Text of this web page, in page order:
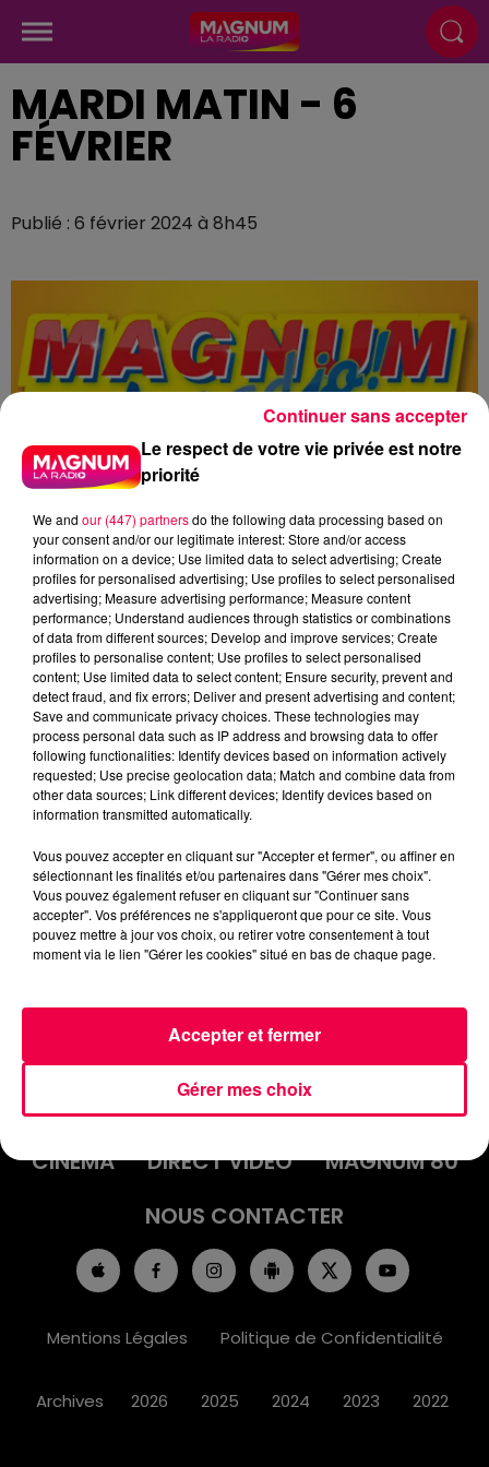
MARDI MATIN - 6
FÉVRIER
Publié : 6 février 2024 à 8h45
Flash infos
Crédit :Flash infos
INFOS
AGENDA
JEUX
PODCASTS
CINÉMA
DIRECT VIDÉO
MAGNUM 80
NOUS CONTACTER
Mentions Légales Politique de Confidentialité
Archives 2026 2025 2024 2023 2022
Le respect de votre vie privée est notre
priorité
We and our (447) partnersdo the following data processing based on
your consent and/or our legitimate interest: Store and/or access
information on a device; Use limited data to select advertising; Create
profiles for personalised advertising; Use profiles to select personalised
advertising; Measure advertising performance; Measure content
performance; Understand audiences through statistics or combinations
of data from different sources; Develop and improve services; Create
profiles to personalise content; Use profiles to select personalised
content; Use limited data to select content; Ensure security, prevent and
detect fraud, and fix errors; Deliver and present advertising and content;
Save and communicate privacy choices. These technologies may
process personal data such as IP address and browsing data to offer
following functionalities: Identify devices based on information actively
requested; Use precise geolocation data; Match and combine data from
other data sources; Link different devices; Identify devices based on
information transmitted automatically.
Vous pouvez accepter en cliquant sur "Accepter et fermer", ou affiner en
sélectionnant les finalités et/ou partenaires dans "Gérer mes choix".
Vous pouvez également refuser en cliquant sur "Continuer sans
accepter". Vos préférences ne s'appliqueront que pour ce site. Vous
pouvez mettre à jour vos choix, ou retirer votre consentement à tout
moment via le lien "Gérer les cookies" situé en bas de chaque page.
Gérer mes choix
Accepter et fermer
Continuer sans accepter